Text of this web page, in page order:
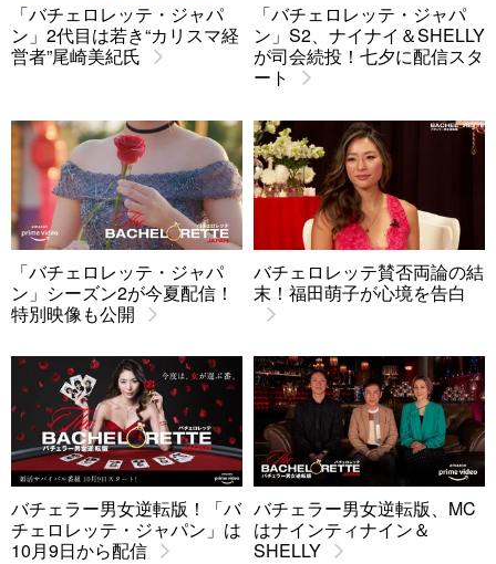
「バチェロレッテ・ジャパ
ン」2代目は若き“カリスマ経
営者”尾崎美紀氏
「バチェロレッテ・ジャパ
ン」S2、ナイナイ＆SHELLY
が司会続投！七夕に配信スタ
ート
「バチェロレッテ・ジャパ
ン」シーズン2が今夏配信！
特別映像も公開
バチェロレッテ賛否両論の結
末！福田萌子が心境を告白
バチェラー男女逆転版！「バ
チェロレッテ・ジャパン」は
10月9日から配信
バチェラー男女逆転版、MC
はナインティナイン＆
SHELLY